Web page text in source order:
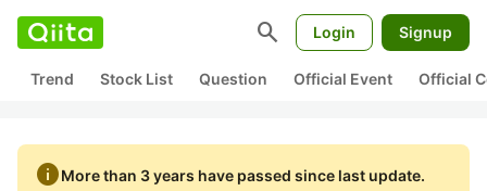
search Login Signup
Trend Stock List Question Official Event Official
infoMore than 3 years have passed since last update.